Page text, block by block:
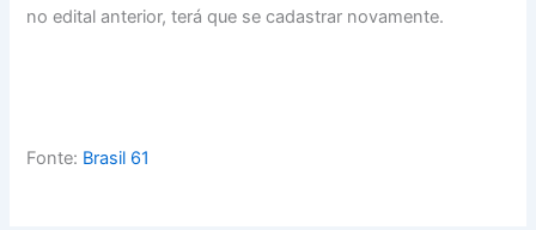
no edital anterior, terá que se cadastrar novamente.
Fonte: Brasil 61